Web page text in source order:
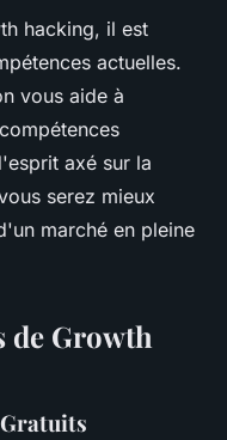
hacking, il est
actuelles.
vous aide à
axé sur la
serez mieux
marché en pleine
de Growth